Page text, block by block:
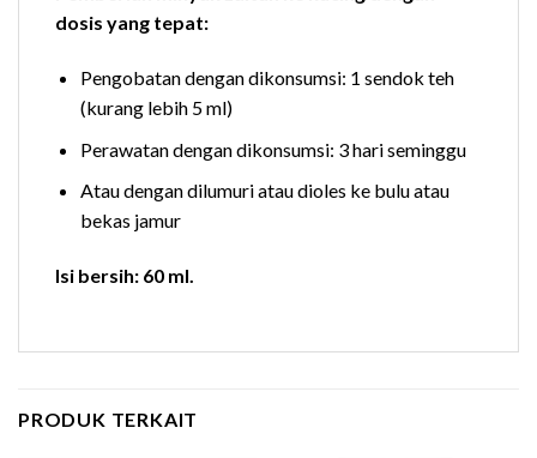
dosis yang tepat:
Pengobatan dengan dikonsumsi: 1 sendok teh
(kurang lebih 5 ml)
Perawatan dengan dikonsumsi: 3 hari seminggu
Atau dengan dilumuri atau dioles ke bulu atau
bekas jamur
Isi bersih: 60 ml.
PRODUK TERKAIT